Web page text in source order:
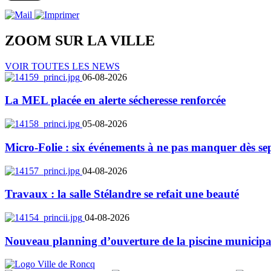
ZOOM SUR LA VILLE
VOIR TOUTES LES NEWS
06-08-2026
La MEL placée en alerte sécheresse renforcée
05-08-2026
Micro-Folie : six événements à ne pas manquer dès
04-08-2026
Travaux : la salle Stélandre se refait une beauté
04-08-2026
Nouveau planning d’ouverture de la piscine